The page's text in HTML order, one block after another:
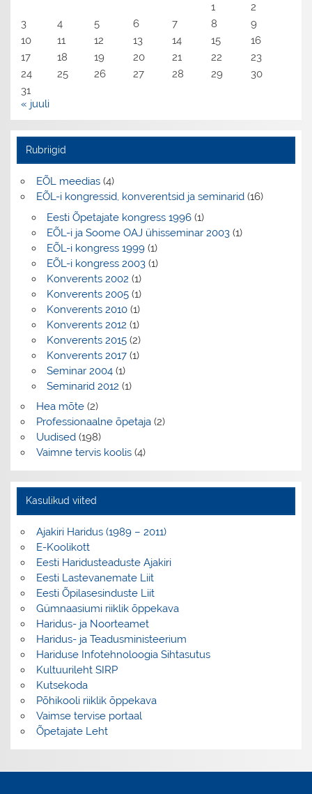
1
2
3
4 5 6 7 8
9
10
11 12 13 14 15
16
17
18 19 20 21 22
23
24
25 26 27 28 29
30
31
« juuli
Rubriigid
EÕL meedias(4)
EÕL-i kongressid, konverentsid ja seminarid(16)
Eesti Õpetajate kongress 1996(1)
EÕL-i ja Soome OAJ ühisseminar 2003(1)
EÕL-i kongress 1999(1)
EÕL-i kongress 2003(1)
Konverents 2002 (1)
Konverents 2005(1)
Konverents 2010(1)
Konverents 2012 (1)
Konverents 2015(2)
Konverents 2017(1)
Seminar 2004(1)
Seminarid 2012 (1)
Hea mõte(2)
Professionaalne õpetaja(2)
Uudised(198)
Vaimne tervis koolis(4)
Kasulikud viited
Ajakiri Haridus (1989 – 2011)
E-Koolikott
Eesti Haridusteaduste Ajakiri
Eesti Lastevanemate Liit
Eesti Õpilasesinduste Liit
Gümnaasiumi riiklik õppekava
Haridus- ja Noorteamet
Haridus- ja Teadusministeerium
Hariduse Infotehnoloogia Sihtasutus
Kultuurileht SIRP
Kutsekoda
Põhikooli riiklik õppekava
Vaimse tervise portaal
Õpetajate Leht